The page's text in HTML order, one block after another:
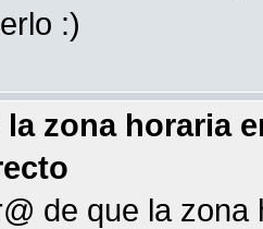
:)
la zona horaria
de que la